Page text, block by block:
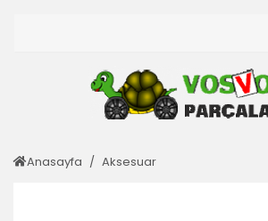
Anasayfa Aksesuar